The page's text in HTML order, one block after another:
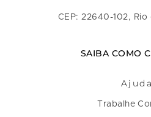
CEP: 22640-102, Rio
SAIBA COMO
Ajuda
Trabalhe